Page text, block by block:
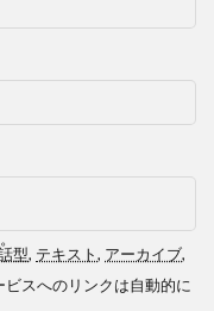
型, テキスト, アーカイブ,
スへのリンクは自動的に